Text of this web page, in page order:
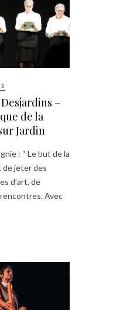
–
de la
Jardin
: “ Le but de la
de jeter des
d’art, de
Avec